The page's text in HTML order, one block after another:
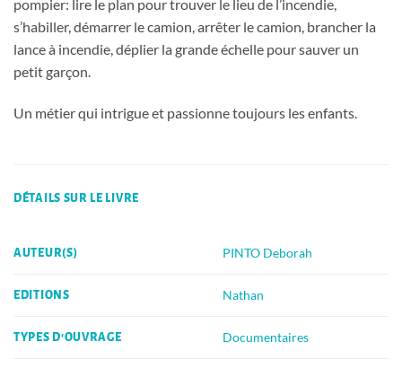
pompier: lire le plan pour trouver le lieu de l’incendie,
s’habiller, démarrer le camion, arrêter le camion, brancher la
lance à incendie, déplier la grande échelle pour sauver un
petit garçon.
Un métier qui intrigue et passionne toujours les enfants.
DÉTAILS SUR LE LIVRE
AUTEUR(S) PINTO Deborah
EDITIONS Nathan
TYPES D'OUVRAGE Documentaires